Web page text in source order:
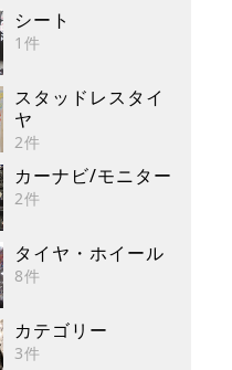
シート
1件
スタッドレスタイ
ヤ
2件
カーナビ/モニター
2件
タイヤ・ホイール
8件
カテゴリー
3件